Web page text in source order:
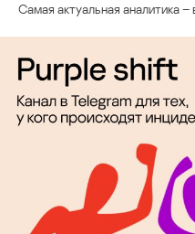
Самая актуальная аналитика